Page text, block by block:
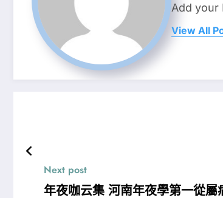
Add your
View All
Next post
年夜咖云集 河南年夜學第一從